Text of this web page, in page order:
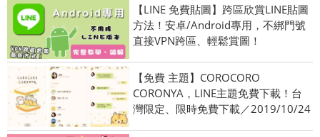
【LINE 免費貼圖】跨區欣賞LINE貼圖
方法！安卓/Android專用，不綁門號
直接VPN跨區、輕鬆賞圖！
【免費 主題】COROCORO
CORONYA，LINE主題免費下載！台
灣限定、限時免費下載／2019/10/24